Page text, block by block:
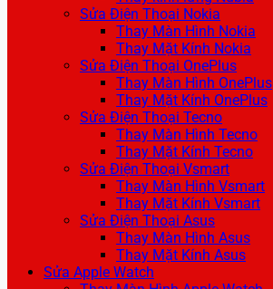
Sửa Điện Thoại Nokia
Thay Màn Hình Nokia
Thay Mặt Kính Nokia
Sửa Điện Thoại OnePlus
Thay Màn Hình OnePlus
Thay Mặt Kính OnePlus
Sửa Điện Thoại Tecno
Thay Màn Hình Tecno
Thay Mặt Kính Tecno
Sửa Điện Thoại Vsmart
Thay Màn Hình Vsmart
Thay Mặt Kính Vsmart
Sửa Điện Thoại Asus
Thay Màn Hình Asus
Thay Mặt Kính Asus
Sửa Apple Watch